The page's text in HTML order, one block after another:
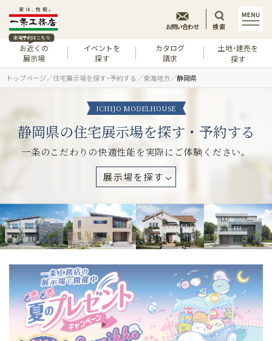
来場予約はこちら
お近くの
展示場
イベントを
探す
カタログ
請求
土地・建売を
探す
お問い合わせ 検索
トップページ 住宅展示場を探す・予約する 東海地方 静岡県
ICHIJO MODELHOUSE
静岡県の住宅展示場を探す・予約する
一条のこだわりの快適性能を実際にご体験ください。
展示場を探す